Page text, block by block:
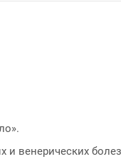
и венерических